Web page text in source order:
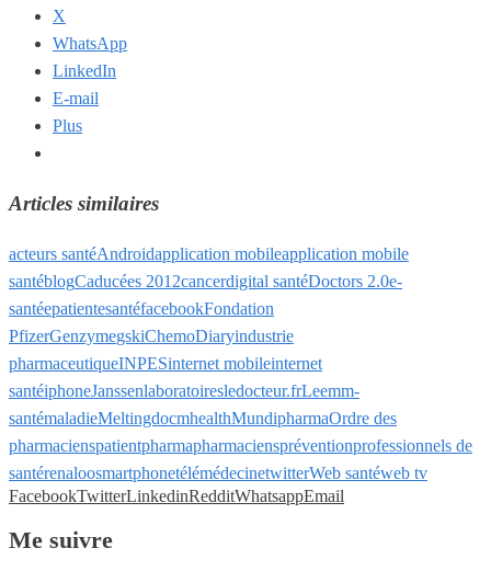
X
WhatsApp
LinkedIn
E-mail
Plus
Articles similaires
acteurs santéAndroidapplication mobileapplication mobile
santéblogCaducées 2012cancerdigital santéDoctors 2.0e-
santéepatientesantéfacebookFondation
PfizerGenzymegskiChemoDiaryindustrie
pharmaceutiqueINPESinternet mobileinternet
santéiphoneJanssenlaboratoiresledocteur.frLeemm-
santémaladieMeltingdocmhealthMundipharmaOrdre des
pharmacienspatientpharmapharmacienspréventionprofessionnels de
santérenaloosmartphonetélémédecinetwitterWeb santéweb tv
FacebookTwitterLinkedinRedditWhatsappEmail
Me suivre